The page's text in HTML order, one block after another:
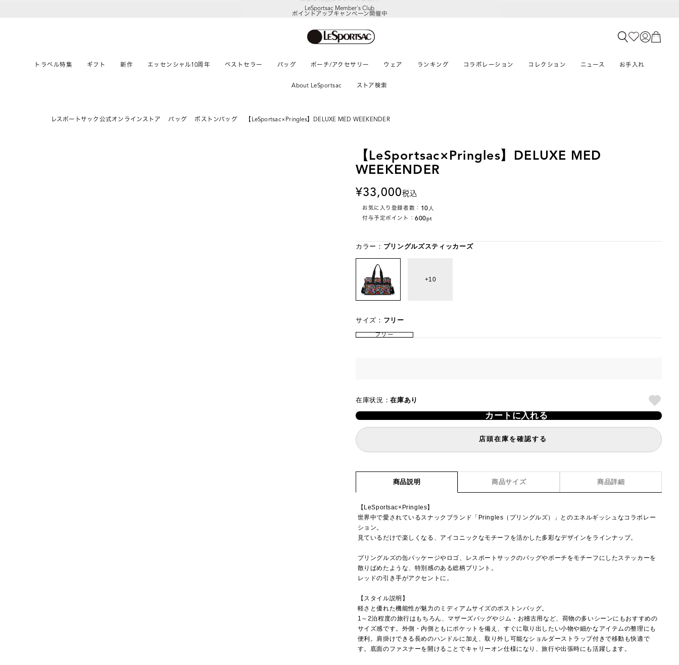
LeSportsac Member's Club
ポイントアップキャンペーン開催中
トラベル特集 ギフト 新作 エッセンシャル10周年 ベストセラー バッグ ポーチ/アクセサリー ウェア ランキング コラボレーション コレクション ニュース お手入れ
About LeSportsac ストア検索
レスポートサック公式オンラインストア バッグ ボストンバッグ 【LeSportsac×Pringles】DELUXE MED WEEKENDER
【LeSportsac×Pringles】DELUXE MED
WEEKENDER
33,000税込
お気に入り登録者数： 10人
付与予定ポイント：600pt
カラー： プリングルズスティッカーズ
10
サイズ： フリー
フリー
在庫状況：在庫あり
カートに入れる
店頭在庫を確認する
商品説明 商品サイズ 商品詳細
【LeSportsac×Pringles】
世界中で愛されているスナックブランド「Pringles（プリングルズ）」とのエネルギッシュなコラボレー
ション。
見ているだけで楽しくなる、アイコニックなモチーフを活かした多彩なデザインをラインナップ。
プリングルズの缶パッケージやロゴ、レスポートサックのバッグやポーチをモチーフにしたステッカーを
散りばめたような、特別感のある総柄プリント。
レッドの引き手がアクセントに。
【スタイル説明】
軽さと優れた機能性が魅力のミディアムサイズのボストンバッグ。
1～2泊程度の旅行はもちろん、マザーズバッグやジム・お稽古用など、荷物の多いシーンにもおすすめの
サイズ感です。外側・内側ともにポケットを備え、すぐに取り出したい小物や細かなアイテムの整理にも
便利。肩掛けできる長めのハンドルに加え、取り外し可能なショルダーストラップ付きで移動も快適で
す。底面のファスナーを開けることでキャリーオン仕様になり、旅行や出張時にも活躍します。